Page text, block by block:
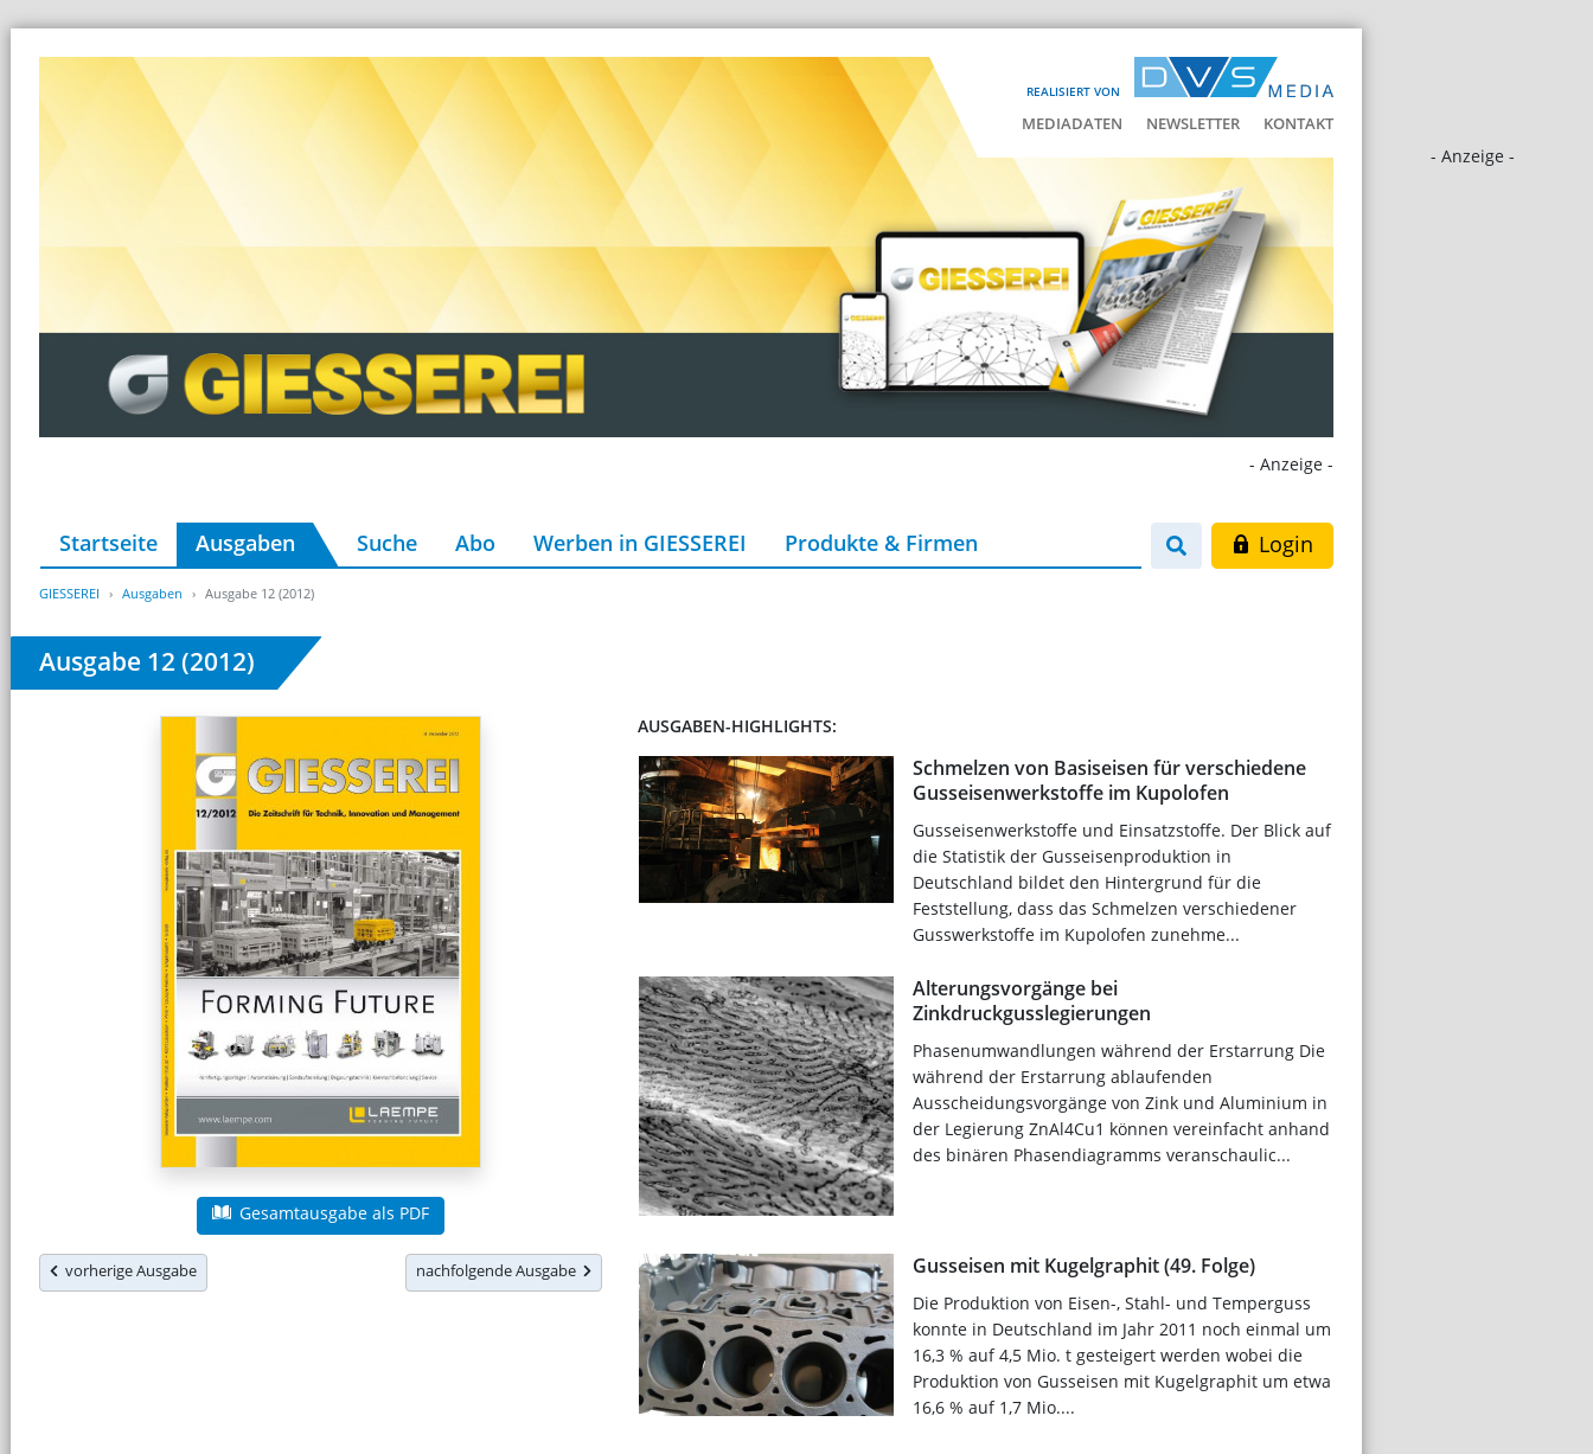
REALISIERT VON
MEDIADATEN NEWSLETTER KONTAKT
- Anzeige -
- Anzeige -
Startseite Ausgaben Suche Abo Werben in GIESSEREI Produkte & Firmen Login
GIESSEREI Ausgaben Ausgabe 12 (2012)
Ausgabe 12 (2012)
Gesamtausgabe als PDF
vorherige Ausgabe nachfolgende Ausgabe
AUSGABEN-HIGHLIGHTS:
Schmelzen von Basiseisen für verschiedene
Gusseisenwerkstoffe im Kupolofen
Gusseisenwerkstoffe und Einsatzstoffe. Der Blick auf
die Statistik der Gusseisenproduktion in
Deutschland bildet den Hintergrund für die
Feststellung, dass das Schmelzen verschiedener
Gusswerkstoffe im Kupolofen zunehme...
Alterungsvorgänge bei
Zinkdruckgusslegierungen
Phasenumwandlungen während der Erstarrung Die
während der Erstarrung ablaufenden
Ausscheidungsvorgänge von Zink und Aluminium in
der Legierung ZnAl4Cu1 können vereinfacht anhand
des binären Phasendiagramms veranschaulic...
Gusseisen mit Kugelgraphit (49. Folge)
Die Produktion von Eisen-, Stahl- und Temperguss
konnte in Deutschland im Jahr 2011 noch einmal um
16,3 % auf 4,5 Mio. t gesteigert werden wobei die
Produktion von Gusseisen mit Kugelgraphit um etwa
16,6 % auf 1,7 Mio....